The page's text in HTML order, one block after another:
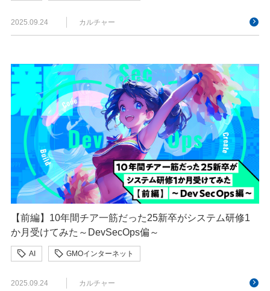
2025.09.24
カルチャー
【前編】10年間チア一筋だった25新卒がシステム研修1
か月受けてみた～DevSecOps偏～
AI
GMOインターネット
2025.09.24
カルチャー